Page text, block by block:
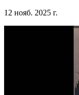
12 нояб. 2025 г.